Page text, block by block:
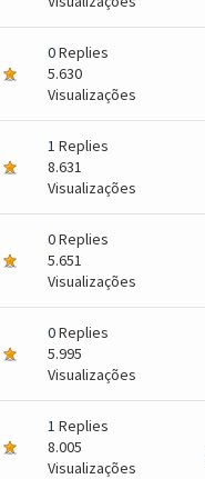
0Replies
5.630
Visualizações
1 Replies
8.631
Visualizações
0Replies
5.651
Visualizações
0Replies
5.995
Visualizações
1 Replies
8.005
Visualizações